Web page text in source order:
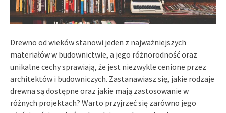
Drewno od wieków stanowi jeden z najważniejszych
materiałów w budownictwie, a jego różnorodność oraz
unikalne cechy sprawiają, że jest niezwykle cenione przez
architektów i budowniczych. Zastanawiasz się, jakie rodzaje
drewna są dostępne oraz jakie mają zastosowanie w
różnych projektach? Warto przyjrzeć się zarówno jego